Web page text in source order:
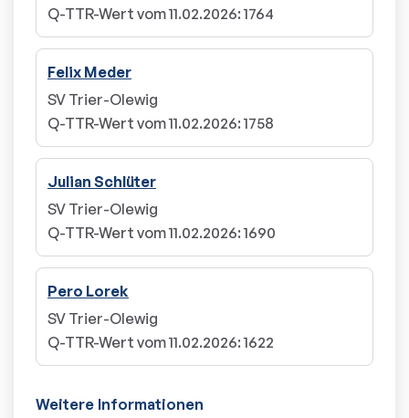
Q-TTR-Wert vom 11.02.2026: 1764
Felix Meder
SV Trier-Olewig
Q-TTR-Wert vom 11.02.2026: 1758
Julian Schlüter
SV Trier-Olewig
Q-TTR-Wert vom 11.02.2026: 1690
Pero Lorek
SV Trier-Olewig
Q-TTR-Wert vom 11.02.2026: 1622
Weitere Informationen